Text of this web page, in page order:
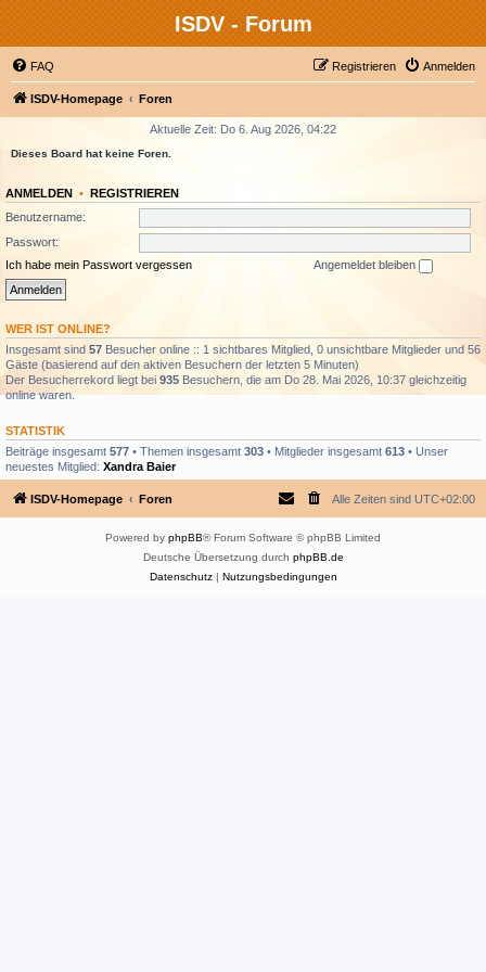
ISDV - Forum
FAQ Anmelden
Registrieren
ISDV-Homepage Foren
Aktuelle Zeit: Do 6. Aug 2026, 04:22
Dieses Board hat keine Foren.
ANMELDEN • REGISTRIEREN
Benutzername:
Passwort:
Ich habe mein Passwort vergessen
Angemeldet bleiben
WER IST ONLINE?
Insgesamt sind 57 Besucher online :: 1 sichtbares Mitglied, 0 unsichtbare Mitglieder und 56
Gäste (basierend auf den aktiven Besuchern der letzten 5 Minuten)
Der Besucherrekord liegt bei 935 Besuchern, die am Do 28. Mai 2026, 10:37 gleichzeitig
online waren.
STATISTIK
Beiträge insgesamt 577 • Themen insgesamt 303 • Mitglieder insgesamt 613 • Unser
neuestes Mitglied: Xandra Baier
ISDV-Homepage Foren Alle Zeiten sind UTC+02:00
Powered by phpBB® Forum Software © phpBB Limited
Deutsche Übersetzung durch phpBB.de
Datenschutz| Nutzungsbedingungen